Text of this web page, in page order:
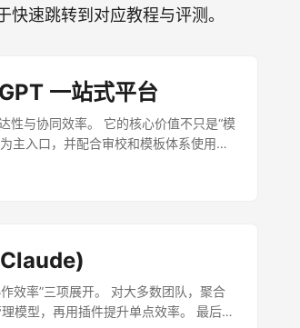
速跳转到对应教程与评测。
一站式平台
性与协同效率。 它的核心价值不只是“模
主入口，并配合审校和模板体系使用。
效率”三项展开。 对大多数团队，聚合
模型，再用插件提升单点效率。 最后更